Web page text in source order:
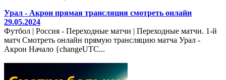
Урал - Акрон прямая трансляция смотреть онлайн
29.05.2024
Футбол | Россия - Переходные матчи | Переходные матчи. 1-й
матч Смотреть онлайн прямую трансляцию матча Урал -
Акрон Начало {changeUTC...